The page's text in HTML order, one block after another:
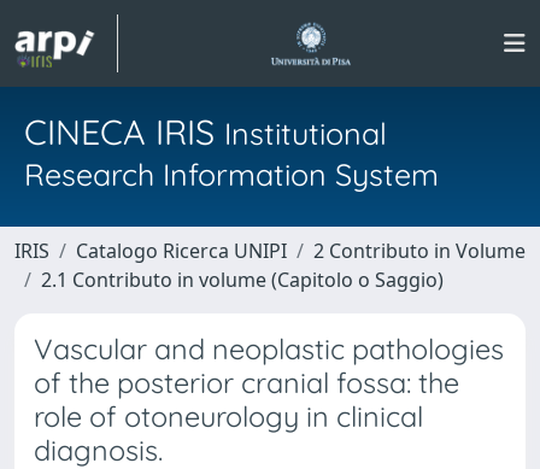
CINECA IRIS Institutional
Research Information System
IRIS Catalogo Ricerca UNIPI
2 Contributo in Volume
2.1 Contributo in volume (Capitolo o Saggio)
Vascular and neoplastic pathologies
of the posterior cranial fossa: the
role of otoneurology in clinical
diagnosis.